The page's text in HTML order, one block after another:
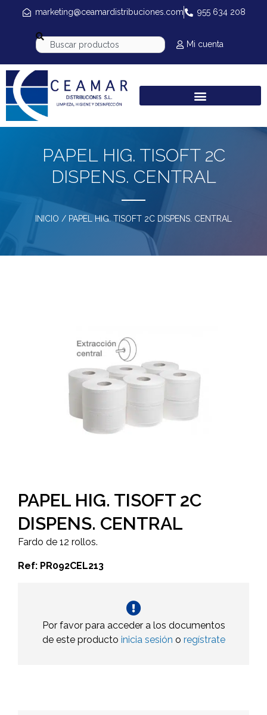
marketing@ceamardistribuciones.com 955 634 208
Mi cuenta
PAPEL HIG. TISOFT 2C
DISPENS. CENTRAL
INICIO / PAPEL HIG. TISOFT 2C DISPENS. CENTRAL
PAPEL HIG. TISOFT 2C
DISPENS. CENTRAL
Fardo de 12 rollos.
Ref: PR092CEL213
Por favor para acceder a los documentos
de este producto inicia sesión o regístrate